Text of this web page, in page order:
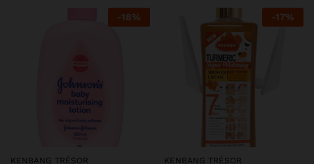
-18%
KENBANG TRÉSOR
-17%
KENBANG TRÉSOR